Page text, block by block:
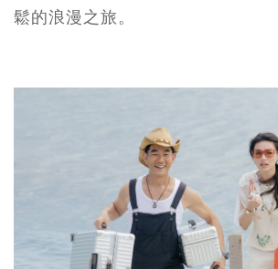
鬆的浪漫之旅。